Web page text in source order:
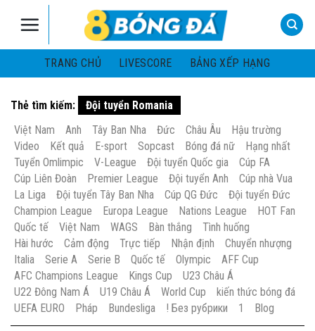
TRANG CHỦ
LIVESCORE BẢNG XẾP HẠNG
Thẻ tìm kiếm:
Đội tuyển Romania
Việt Nam
Anh Tây Ban Nha Đức Châu Âu
Hậu trường
Video
Kết quả E-sport Sopcast Bóng đá nữ
Hạng nhất
Tuyển Omlimpic
V-League Đội tuyển Quốc gia
Cúp FA
Cúp Liên Đoàn
Premier League Đội tuyển Anh
Cúp nhà Vua
La Liga
Đội tuyển Tây Ban Nha Cúp QG Đức
Đội tuyển Đức
Champion League
Europa League Nations League
HOT Fan
Quốc tế
Việt Nam WAGS Bàn thắng
Tình huống
Hài hước
Cảm động Trực tiếp Nhận định
Chuyển nhượng
Italia
Serie A Serie B Quốc tế Olympic
AFF Cup
AFC Champions League
Kings Cup
U23 Châu Á
U22 Đông Nam Á
U19 Châu Á World Cup
kiến thức bóng đá
UEFA EURO
Pháp Bundesliga ! Без рубрики 1 Blog